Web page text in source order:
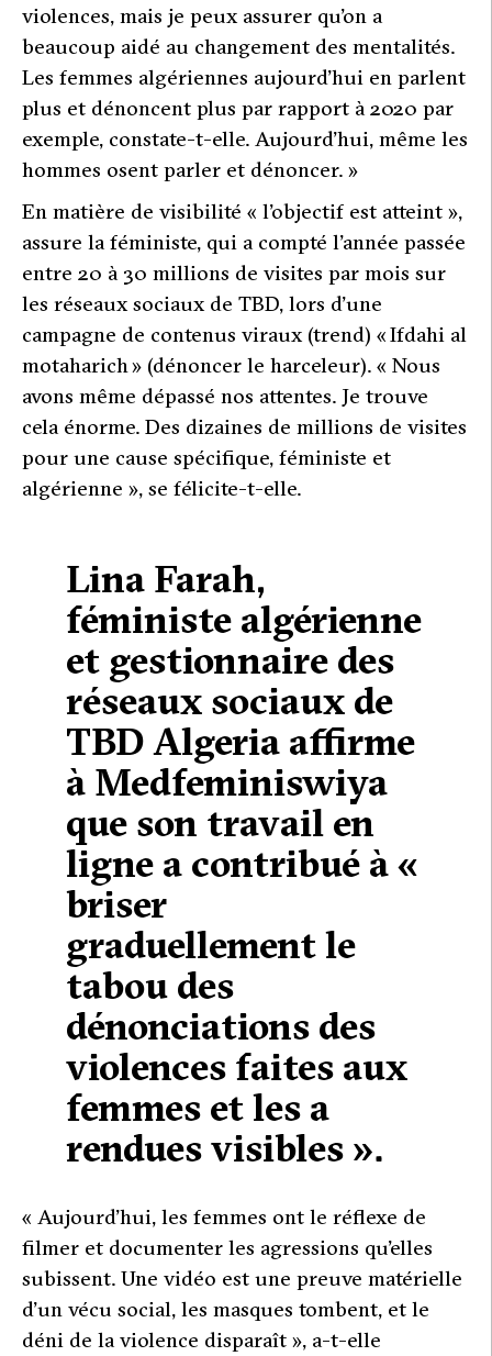
violences, mais je peux assurer qu’on a
beaucoup aidé au changement des mentalités.
Les femmes algériennes aujourd’hui en parlent
plus et dénoncent plus par rapport à 2020 par
exemple, constate-t-elle. Aujourd’hui, même les
hommes osent parler et dénoncer. »
En matière de visibilité « l’objectif est atteint »,
assure la féministe, qui a compté l’année passée
entre 20 à 30 millions de visites par mois sur
les réseaux sociaux de TBD, lors d’une
campagne de contenus viraux (trend) « Ifdahi al
motaharich » (dénoncer le harceleur). « Nous
avons même dépassé nos attentes. Je trouve
cela énorme. Des dizaines de millions de visites
pour une cause spécifique, féministe et
algérienne », se félicite-t-elle.
Lina Farah,
féministe algérienne
et gestionnaire des
réseaux sociaux de
TBD Algeria affirme
à Medfeminiswiya
que son travail en
ligne a contribué à «
briser
graduellement le
tabou des
dénonciations des
violences faites aux
femmes et les a
rendues visibles ».
« Aujourd’hui, les femmes ont le réflexe de
filmer et documenter les agressions qu’elles
subissent. Une vidéo est une preuve matérielle
d’un vécu social, les masques tombent, et le
déni de la violence disparaît », a-t-elle